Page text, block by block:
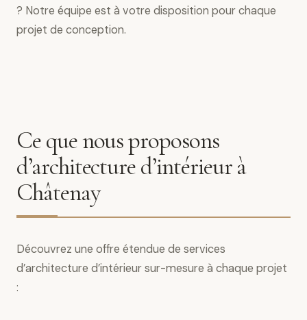
? Notre équipe est à votre disposition pour chaque
projet de conception.
Ce que nous proposons
d’architecture d’intérieur à
Châtenay
Découvrez une offre étendue de services
d’architecture d’intérieur sur-mesure à chaque projet
: